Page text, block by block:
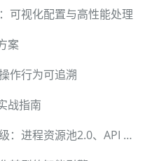
可视化配置与高性能处理
案
作行为可追溯
战指南
轻易云数据集成平台V2.1版本升级：进程资源池2.0、API Gateway 2.0和数据聚合报表2.0